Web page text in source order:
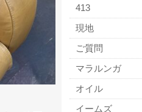
413
現地
ご質問
マラルンガ
オイル
イームズ